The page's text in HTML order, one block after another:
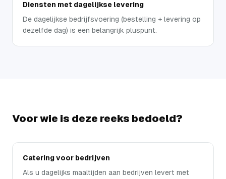
Diensten met dagelijkse levering
De dagelijkse bedrijfsvoering (bestelling + levering op
dezelfde dag) is een belangrijk pluspunt.
Voor wie is deze reeks bedoeld?
Catering voor bedrijven
Als u dagelijks maaltijden aan bedrijven levert met